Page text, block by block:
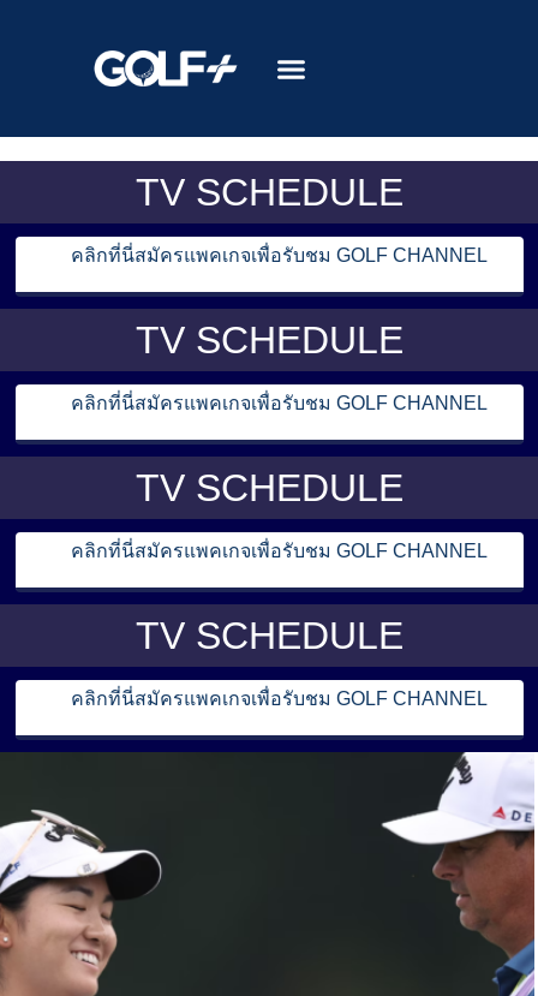
TV SCHEDULE
คลิกที่นี่สมัครแพคเกจเพื่อรับชม GOLF CHANNEL
TV SCHEDULE
คลิกที่นี่สมัครแพคเกจเพื่อรับชม GOLF CHANNEL
TV SCHEDULE
คลิกที่นี่สมัครแพคเกจเพื่อรับชม GOLF CHANNEL
TV SCHEDULE
คลิกที่นี่สมัครแพคเกจเพื่อรับชม GOLF CHANNEL